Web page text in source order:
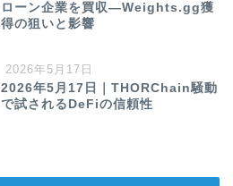
ローン企業を買収—Weights.gg獲
得の狙いと影響
2026年5月17日
2026年5月17日｜THORChain騒動
で試されるDeFiの信頼性